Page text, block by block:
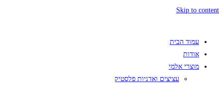
Skip to content
עמוד הבית
אודות
מוצרי אלמי
עציצים ואדניות פלסטיק